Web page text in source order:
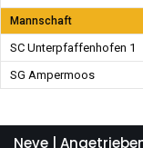
Mannschaft
SC Unterpfaffenhofen 1
SG Ampermoos
Neve |